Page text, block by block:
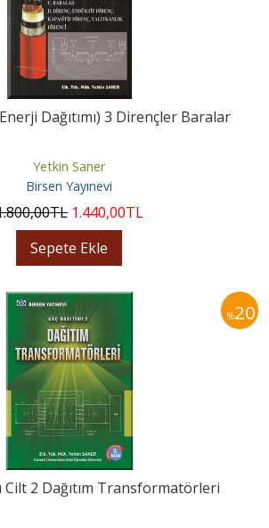
Dağıtımı) 3 Dirençler Baralar
Yetkin Saner
Birsen Yayınevi
,00TL 1.440,00TL
Sepete Ekle
%20
Cilt 2 Dağıtım Transformatörleri